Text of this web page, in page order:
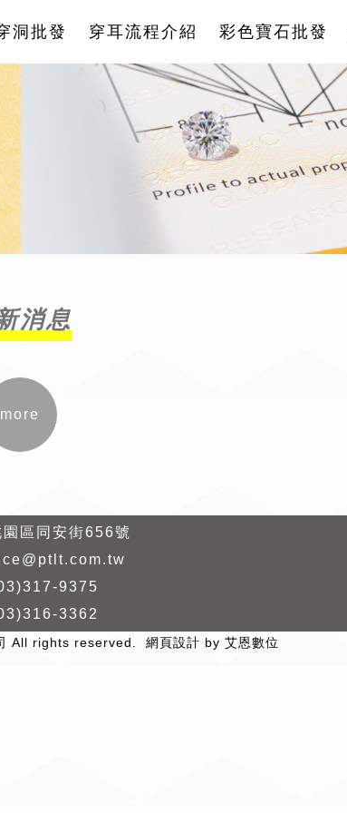
洞批發 穿耳流程介紹 彩色寶石批發
消息
more
區同安街656號
9375
3362
All rights reserved. 網頁設計 by 艾恩數位